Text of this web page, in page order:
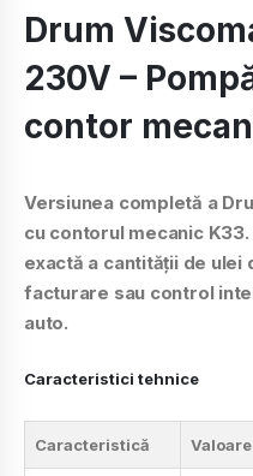
Drum
230V –
contor
Versiunea completă a
cu contorul mecanic
exactă a cantității de
facturare sau control
auto.
Caracteristici tehnice
Caracteristică Valoare